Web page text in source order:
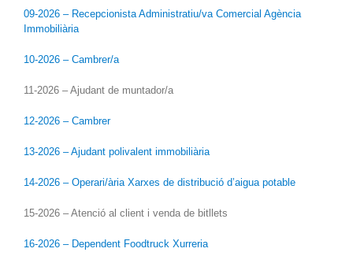
09-2026 – Recepcionista Administratiu/va Comercial Agència
Immobiliària
10-2026 – Cambrer/a
11-2026 – Ajudant de muntador/a
12-2026 – Cambrer
13-2026 – Ajudant polivalent immobiliària
14-2026 – Operari/ària Xarxes de distribució d’aigua potable
15-2026 – Atenció al client i venda de bitllets
16-2026 – Dependent Foodtruck Xurreria